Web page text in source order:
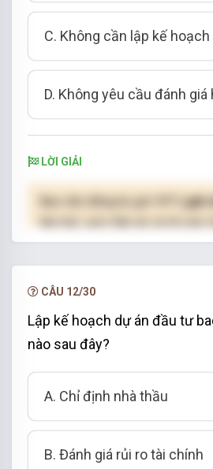
C. Không cần lập kế
D. Không yêu cầu đánh giá
LỜI GIẢI
( giá
hạn.
CÂU 12/30
Lập kế hoạch dự án đầu tư
nào sau đây?
A. Chỉ định nhà thầu
B. Đánh giá rủi ro tài chính